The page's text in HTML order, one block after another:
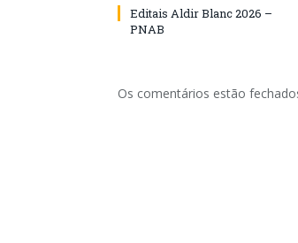
Editais Aldir Blanc 2026 –
PNAB
Os comentários estão